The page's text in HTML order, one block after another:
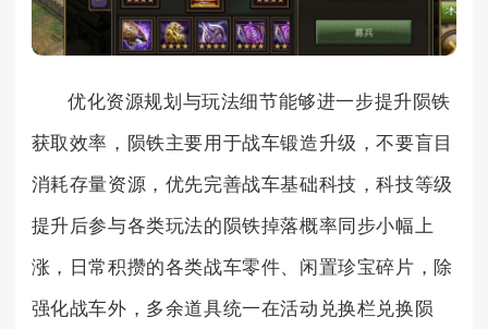
优化资源规划与玩法细节能够进一步提升陨铁
获取效率，陨铁主要用于战车锻造升级，不要盲目
消耗存量资源，优先完善战车基础科技，科技等级
提升后参与各类玩法的陨铁掉落概率同步小幅上
涨，日常积攒的各类战车零件、闲置珍宝碎片，除
强化战车外，多余道具统一在活动兑换栏兑换陨